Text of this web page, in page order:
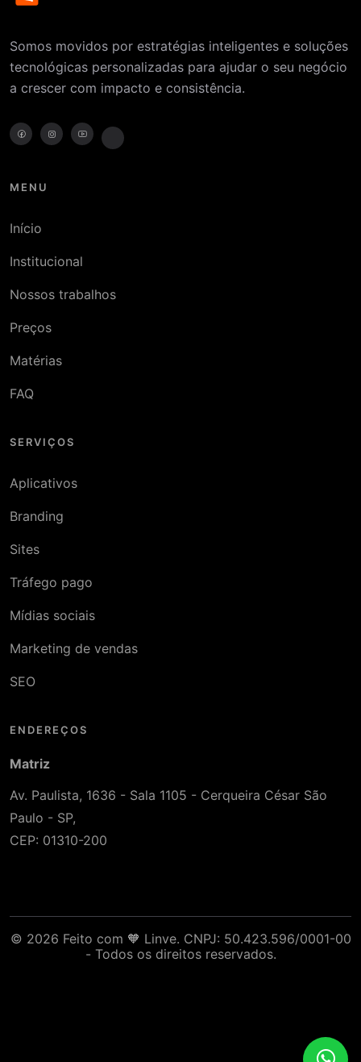
Somos movidos por estratégias inteligentes e soluções
tecnológicas personalizadas para ajudar o seu negócio
a crescer com impacto e consistência.
MENU
Início
Institucional
Nossos trabalhos
Preços
Matérias
FAQ
SERVIÇOS
Aplicativos
Branding
Sites
Tráfego pago
Mídias sociais
Marketing de vendas
SEO
ENDEREÇOS
Matriz
Av. Paulista, 1636 - Sala 1105 - Cerqueira César São
Paulo - SP,
CEP: 01310-200
© 2026 Feito com 🧡 Linve. CNPJ: 50.423.596/0001-00
- Todos os direitos reservados.